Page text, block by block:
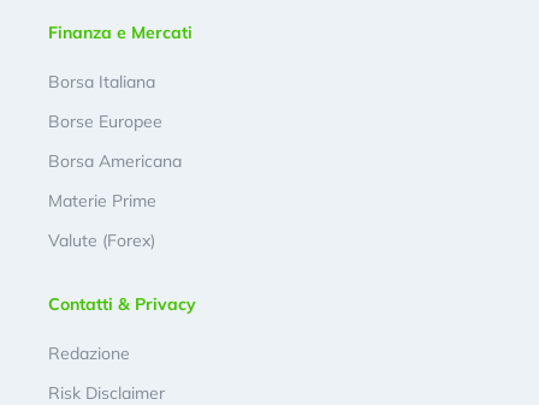
Finanza e Mercati
Borsa Italiana
Borse Europee
Borsa Americana
Materie Prime
Valute (Forex)
Contatti & Privacy
Redazione
Risk Disclaimer